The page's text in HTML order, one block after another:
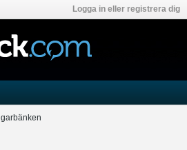
Logga in eller registrera dig